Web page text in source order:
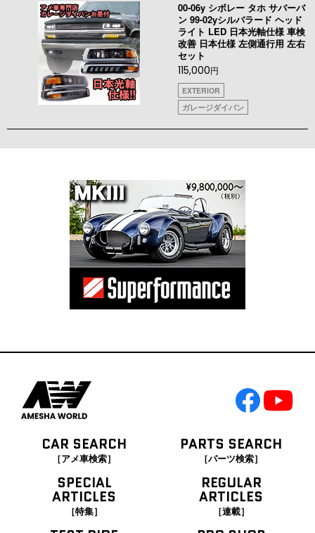
00-06y シボレー タホ サバーバ
ン 99-02yシルバラード ヘッド
ライト LED 日本光軸仕様 車検
改善 日本仕様 左側通行用 左右
セット
115,000円
EXTERIOR
ガレージダイバン
CAR SEARCH
［アメ車検索］
PARTS SEARCH
［パーツ検索］
SPECIAL
ARTICLES
［特集］
REGULAR
ARTICLES
［連載］